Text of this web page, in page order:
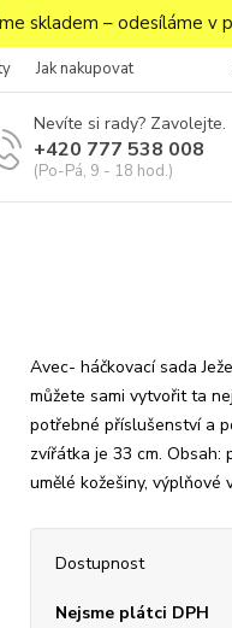
skladem – odesíláme v
Jak nakupovat
Nevíte si rady? Zavolejte.
+420 777 538 008
(Po-Pá, 9 - 18 hod.)
Avec- háčkovací sada
můžete sami vytvořit ta
potřebné příslušenství a
zvířátka je 33 cm.
umělé kožešiny, výplňové
Dostupnost
Nejsme plátci DPH